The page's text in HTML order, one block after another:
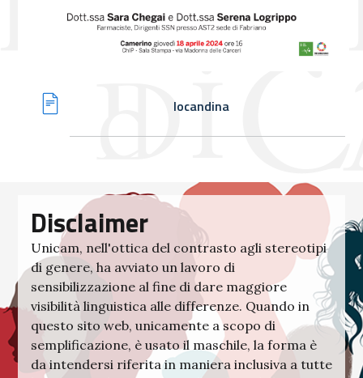
locandina
Disclaimer
Unicam, nell'ottica del contrasto agli stereotipi
di genere, ha avviato un lavoro di
sensibilizzazione al fine di dare maggiore
visibilità linguistica alle differenze. Quando in
questo sito web, unicamente a scopo di
semplificazione, è usato il maschile, la forma è
da intendersi riferita in maniera inclusiva a tutte